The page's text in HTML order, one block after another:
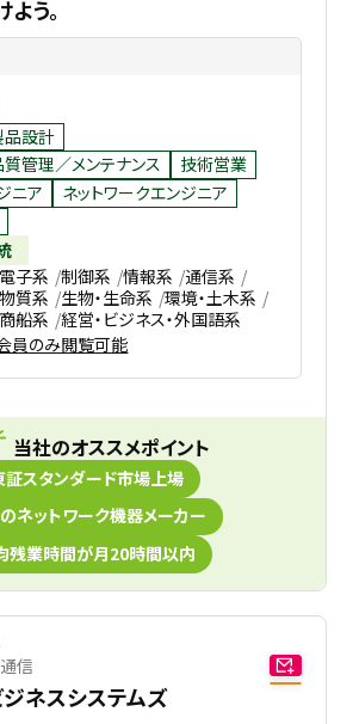
う。
品設計
管理／メンテナンス
技術営業
ニア
ネットワークエンジニア
子系 制御系 情報系 通信系
質系 生物・生命系 環境・土木系
商船系 経営・ビジネス・外国語系
員のみ閲覧可能
当社のオススメポイント
証スタンダード市場上場
ネットワーク機器メーカー
残業時間が月20時間以内
信
ネスシステムズ